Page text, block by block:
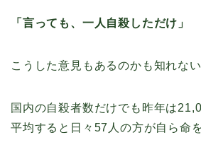
「言っても、一人自殺しただけ」
こうした意見もあるのかも知れない
国内の自殺者数だけでも昨年は
平均すると日々57人の方が自ら命